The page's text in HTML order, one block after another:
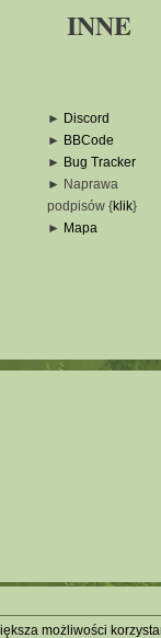
INNE
► Discord
► BBCode
► Bug Tracker
► Naprawa
podpisów {klik}
► Mapa
możliwości